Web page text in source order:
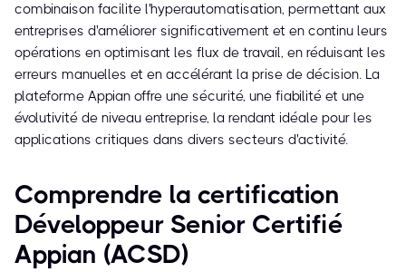
combinaison facilite l'hyperautomatisation, permettant aux
entreprises d'améliorer significativement et en continu leurs
opérations en optimisant les flux de travail, en réduisant les
erreurs manuelles et en accélérant la prise de décision. La
plateforme Appian offre une sécurité, une fiabilité et une
évolutivité de niveau entreprise, la rendant idéale pour les
applications critiques dans divers secteurs d'activité.
Comprendre la certification
Développeur Senior Certifié
Appian (ACSD)